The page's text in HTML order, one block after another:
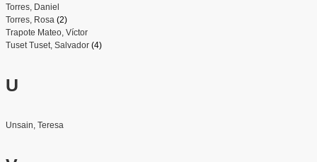
Torres, Daniel
Torres, Rosa (2)
Trapote Mateo, Víctor
Tuset Tuset, Salvador(4)
U
Unsain, Teresa